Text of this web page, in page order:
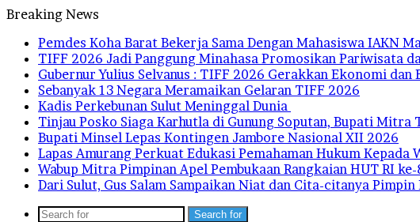
Breaking News
Pemdes Koha Barat Bekerja Sama Dengan Mahasiswa IAKN
TIFF 2026 Jadi Panggung Minahasa Promosikan Pariwisata
Gubernur Yulius Selvanus : TIFF 2026 Gerakkan Ekonomi dan
Sebanyak 13 Negara Meramaikan Gelaran TIFF 2026
Kadis Perkebunan Sulut Meninggal Dunia
Tinjau Posko Siaga Karhutla di Gunung Soputan, Bupati
Bupati Minsel Lepas Kontingen Jambore Nasional XII 2026
Lapas Amurang Perkuat Edukasi Pemahaman Hukum Kepada
Wabup Mitra Pimpinan Apel Pembukaan Rangkaian HUT RI ke-
Dari Sulut, Gus Salam Sampaikan Niat dan Cita-citanya
Search for